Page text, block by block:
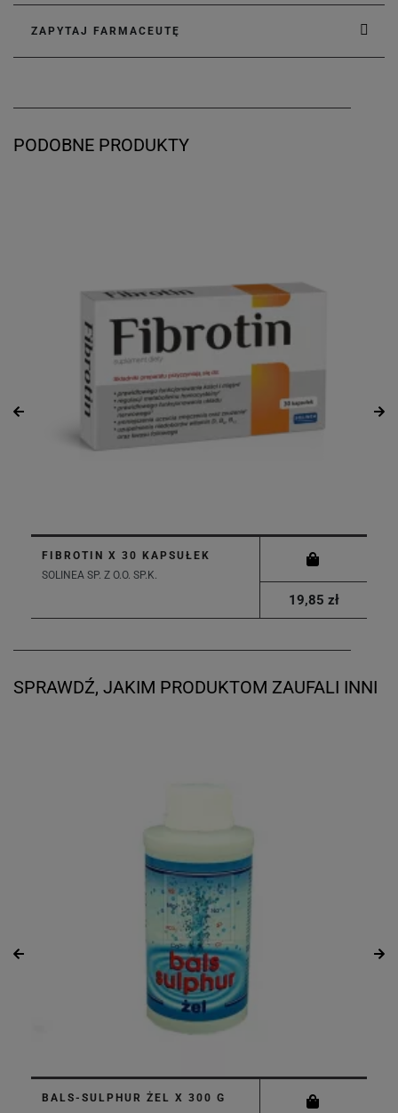
ZAPYTAJ FARMACEUTĘ
PODOBNE PRODUKTY
FIBROTIN X 30 KAPSUŁEK
SOLINEA SP. Z O.O. SP.K.
19,85 zł
SPRAWDŹ, JAKIM PRODUKTOM ZAUFALI INNI
BALS-SULPHUR ŻEL X 300 G